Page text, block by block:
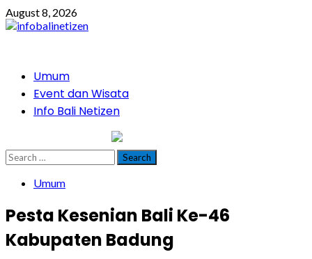
Skip
to
August 8, 2026
PrimaryUmum
Event dan Wisata
Info Bali Netizen
Search
for:
Umum
Pesta Kesenian Bali Ke-46
Kabupaten Badung